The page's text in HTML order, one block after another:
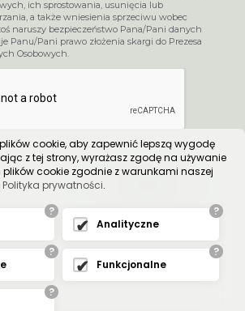
ich sprostowania, usunięcia lub
a także wniesienia sprzeciwu wobec
naruszy bezpieczeństwo Pana/Pani danych
Panu/Pani prawo złożenia skargi do Prezesa
Osobowych.
cookie, aby zapewnić lepszą wygodę
z tej strony, wyrażasz zgodę na używanie
plików cookie zgodnie z warunkami naszej
Polityka prywatności.
?
?
Analityczne
?
?
Funkcjonalne
?